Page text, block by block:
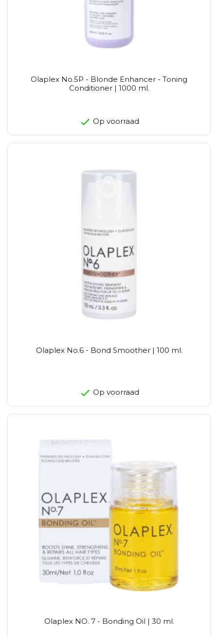
Olaplex No.5P - Blonde Enhancer - Toning
Conditioner | 1000 ml.
Op voorraad
Olaplex No.6 - Bond Smoother | 100 ml.
Op voorraad
Olaplex NO. 7 - Bonding Oil | 30 ml.